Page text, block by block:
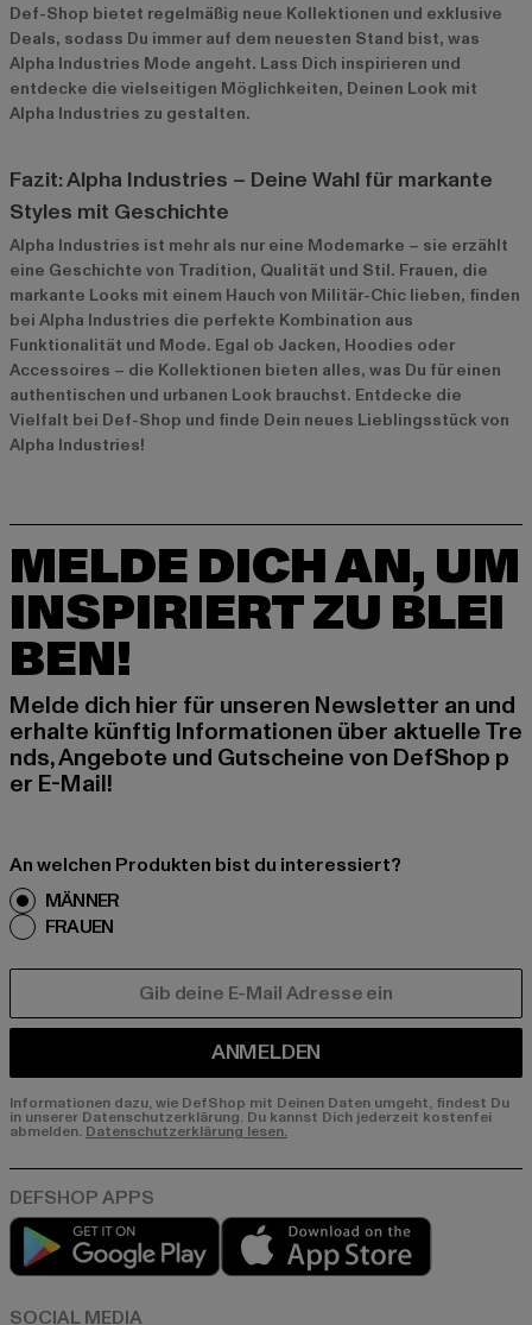
Def-Shop bietet regelmäßig neue Kollektionen und exklusive
Deals, sodass Du immer auf dem neuesten Stand bist, was
Alpha Industries Mode angeht. Lass Dich inspirieren und
entdecke die vielseitigen Möglichkeiten, Deinen Look mit
Alpha Industries zu gestalten.
Fazit: Alpha Industries – Deine Wahl für markante
Styles mit Geschichte
Alpha Industries ist mehr als nur eine Modemarke – sie erzählt
eine Geschichte von Tradition, Qualität und Stil. Frauen, die
markante Looks mit einem Hauch von Militär-Chic lieben, finden
bei Alpha Industries die perfekte Kombination aus
Funktionalität und Mode. Egal ob Jacken, Hoodies oder
Accessoires – die Kollektionen bieten alles, was Du für einen
authentischen und urbanen Look brauchst. Entdecke die
Vielfalt bei Def-Shop und finde Dein neues Lieblingsstück von
Alpha Industries!
MELDE DICH AN, UM
INSPIRIERT ZU BLEI
BEN!
Melde dich hier für unseren Newsletter an und
erhalte künftig Informationen über aktuelle Tre
nds, Angebote und Gutscheine von DefShop p
er E-Mail!
An welchen Produkten bist du interessiert?
MÄNNER
FRAUEN
ANMELDEN
Informationen dazu, wie DefShop mit Deinen Daten umgeht, findest Du
in unserer Datenschutzerklärung. Du kannst Dich jederzeit kostenfei
abmelden. Datenschutzerklärung lesen.
Play market